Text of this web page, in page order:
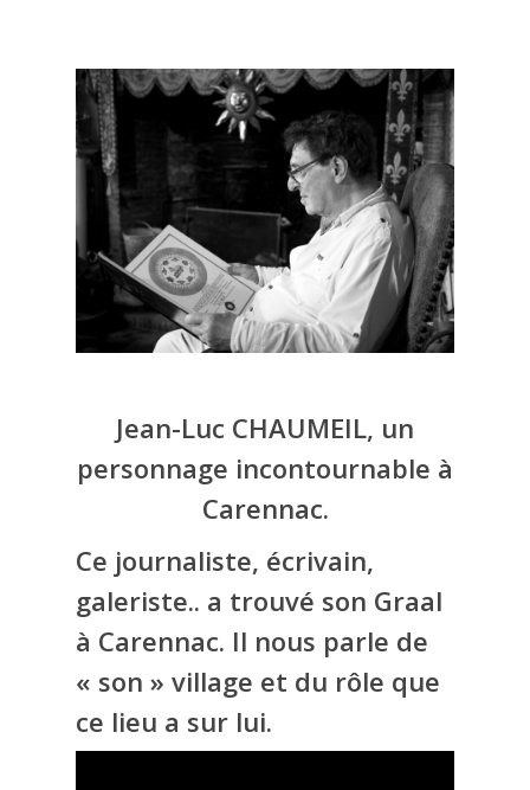
Jean-Luc CHAUMEIL, un
personnage incontournable à
Carennac.
Ce journaliste, écrivain,
galeriste.. a trouvé son Graal
à Carennac. Il nous parle de
« son » village et du rôle que
ce lieu a sur lui.